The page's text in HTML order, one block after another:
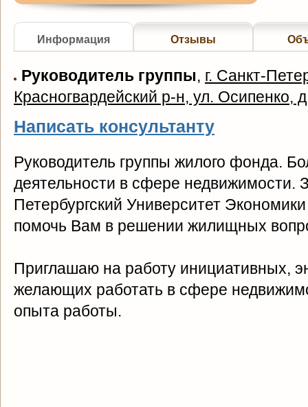
Информация Отзывы
Руководитель группы, г. Санкт-
Красногвардейский р-н, ул. Осипенко,
Написать консультанту
Руководитель группы жилого фонда.
деятельности в сфере недвижимости.
Петербургский Университет
помочь Вам в решении жилищных
Приглашаю на работу инициативных,
желающих работать в сфере
опыта работы.